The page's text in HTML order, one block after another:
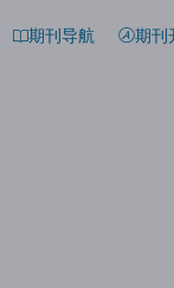
期刊导航 期刊